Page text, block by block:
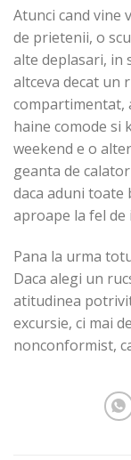
Atunci cand vine
de prietenii, o
alte deplasari, in
altceva decat un
compartimentat,
haine comode si
weekend e o
geanta de
daca aduni toate
aproape la fel de
Pana la urma
Daca alegi un
atitudinea
excursie, ci mai
nonconformist,